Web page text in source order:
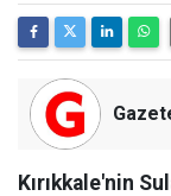
Kırıkkale'nin